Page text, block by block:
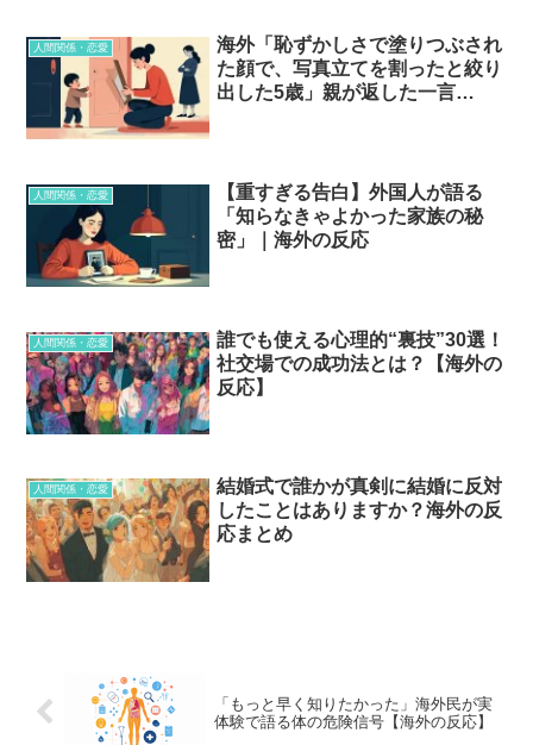
人間関係・恋愛
海外「恥ずかしさで塗りつぶされ
た顔で、写真立てを割ったと絞り
出した5歳」親が返した一言…
人間関係・恋愛
【重すぎる告白】外国人が語る
「知らなきゃよかった家族の秘
密」｜海外の反応
人間関係・恋愛
誰でも使える心理的“裏技”30選！
社交場での成功法とは？【海外の
反応】
人間関係・恋愛
結婚式で誰かが真剣に結婚に反対
したことはありますか？海外の反
応まとめ
「もっと早く知りたかった」海外民が実
体験で語る体の危険信号【海外の反応】